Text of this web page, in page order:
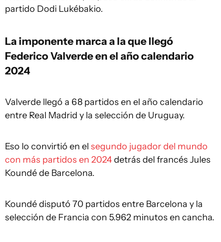
partido Dodi Lukébakio.
La imponente marca a la que llegó
Federico Valverde en el año calendario
2024
Valverde llegó a 68 partidos en el año calendario
entre Real Madrid y la selección de Uruguay.
Eso lo convirtió en el segundo jugador del mundo
con más partidos en 2024detrás del francés Jules
Koundé de Barcelona.
Koundé disputó 70 partidos entre Barcelona y la
selección de Francia con 5.962 minutos en cancha.